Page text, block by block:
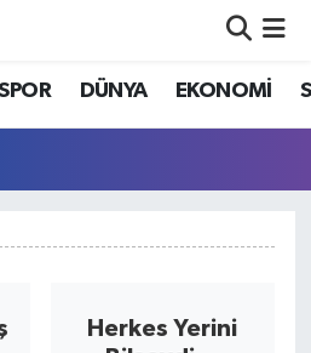
DÜNYA EKONOMİ
Herkes Yerini
ve Fikstür